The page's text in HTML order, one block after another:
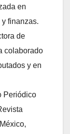
en
finanzas.
de
colaborado
y en
Periódico